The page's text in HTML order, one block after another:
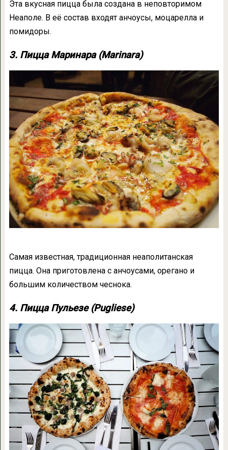
Эта вкусная пицца была создана в неповторимом
Неаполе. В её состав входят анчоусы, моцарелла и
помидоры.
3. Пицца Маринара (Marinara)
Самая известная, традиционная неаполитанская
пицца. Она приготовлена с анчоусами, орегано и
большим количеством чеснока.
4. Пицца Пульезе (Pugliese)